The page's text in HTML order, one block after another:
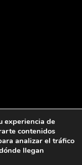
experiencia de
contenidos
analizar el tráfico
llegan